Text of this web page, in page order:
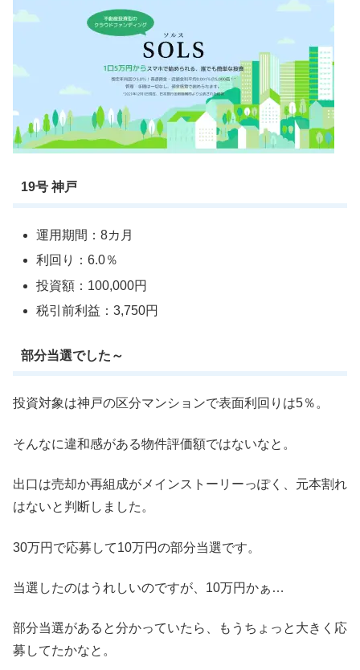
19号 神戸
運用期間：8カ月
利回り：6.0％
投資額：100,000円
税引前利益：3,750円
部分当選でした～
投資対象は神戸の区分マンションで表面利回りは5％。
そんなに違和感がある物件評価額ではないなと。
出口は売却か再組成がメインストーリーっぽく、元本割れ
はないと判断しました。
30万円で応募して10万円の部分当選です。
当選したのはうれしいのですが、10万円かぁ…
部分当選があると分かっていたら、もうちょっと大きく応
募してたかなと。